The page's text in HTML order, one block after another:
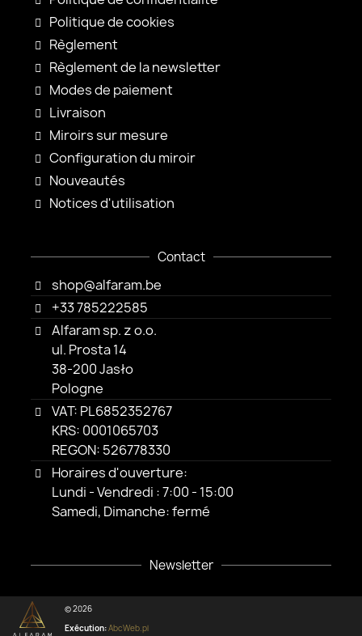
Politique de cookies
Règlement
Règlement de la newsletter
Modes de paiement
Livraison
Miroirs sur mesure
Configuration du miroir
Nouveautés
Notices d'utilisation
Contact
shop@alfaram.be
+33 785222585
Alfaram sp. z o.o.
ul. Prosta 14
38-200 Jasło
Pologne
VAT: PL6852352767
KRS: 0001065703
REGON: 526778330
Horaires d'ouverture:
Lundi - Vendredi : 7:00 - 15:00
Samedi, Dimanche: fermé
Newsletter
© 2026
Exécution:AbcWeb.pl